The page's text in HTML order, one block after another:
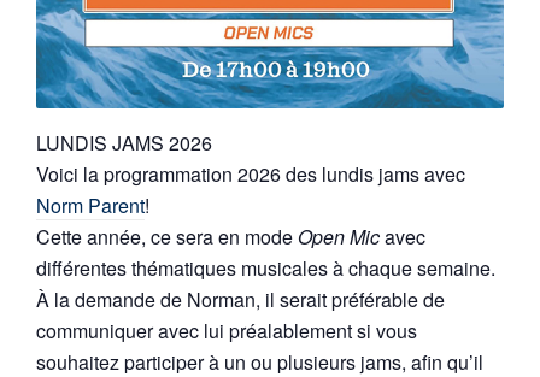
LUNDIS JAMS 2026
Voici la programmation 2026 des lundis jams avec
Norm Parent!
Cette année, ce sera en mode Open Micavec
différentes thématiques musicales à chaque semaine.
À la demande de Norman, il serait préférable de
communiquer avec lui préalablement si vous
souhaitez participer à un ou plusieurs jams, afin qu’il